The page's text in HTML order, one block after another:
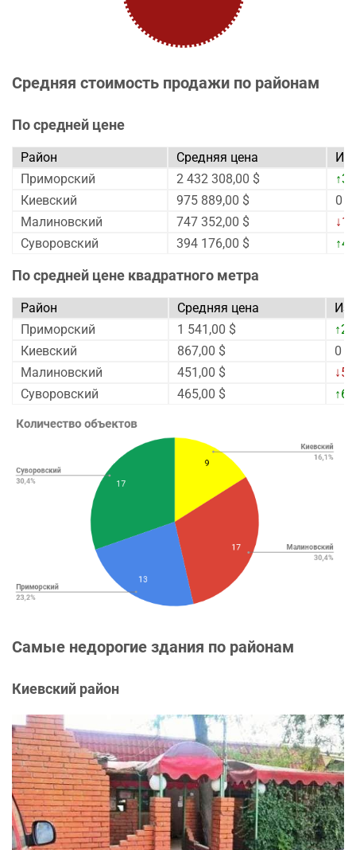
Средняя стоимость продажи по районам
По средней цене
Район Средняя цена
Приморский
2 432 308,00 $
Киевский
975 889,00 $
0
Малиновский
747 352,00 $
Суворовский
394 176,00 $
По средней цене квадратного метра
Район Средняя цена
Приморский
1 541,00 $
Киевский
867,00 $
0
Малиновский
451,00 $
Суворовский
465,00 $
Самые недорогие здания по районам
Киевский район